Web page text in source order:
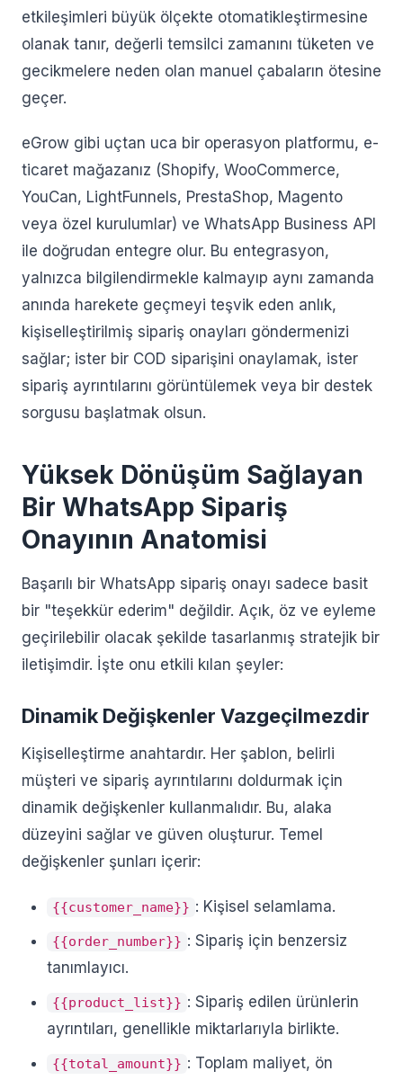
etkileşimleri büyük ölçekte otomatikleştirmesine
olanak tanır, değerli temsilci zamanını tüketen ve
gecikmelere neden olan manuel çabaların ötesine
geçer.
eGrow gibi uçtan uca bir operasyon platformu, e-
ticaret mağazanız (Shopify, WooCommerce,
YouCan, LightFunnels, PrestaShop, Magento
veya özel kurulumlar) ve WhatsApp Business API
ile doğrudan entegre olur. Bu entegrasyon,
yalnızca bilgilendirmekle kalmayıp aynı zamanda
anında harekete geçmeyi teşvik eden anlık,
kişiselleştirilmiş sipariş onayları göndermenizi
sağlar; ister bir COD siparişini onaylamak, ister
sipariş ayrıntılarını görüntülemek veya bir destek
sorgusu başlatmak olsun.
Yüksek Dönüşüm Sağlayan
Bir WhatsApp Sipariş
Onayının Anatomisi
Başarılı bir WhatsApp sipariş onayı sadece basit
bir "teşekkür ederim" değildir. Açık, öz ve eyleme
geçirilebilir olacak şekilde tasarlanmış stratejik bir
iletişimdir. İşte onu etkili kılan şeyler:
Dinamik Değişkenler Vazgeçilmezdir
Kişiselleştirme anahtardır. Her şablon, belirli
müşteri ve sipariş ayrıntılarını doldurmak için
dinamik değişkenler kullanmalıdır. Bu, alaka
düzeyini sağlar ve güven oluşturur. Temel
değişkenler şunları içerir:
{{customer_name}} : Kişisel selamlama.
{{order_number}} : Sipariş için benzersiz
tanımlayıcı.
{{product_list}} : Sipariş edilen ürünlerin
ayrıntıları, genellikle miktarlarıyla birlikte.
{{total_amount}} : Toplam maliyet, ön